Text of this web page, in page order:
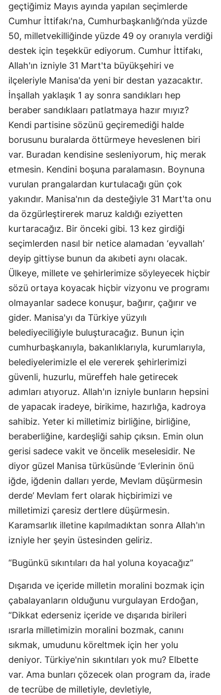
geçtiğimiz Mayıs ayında yapılan seçimlerde
Cumhur İttifakı'na, Cumhurbaşkanlığı’nda yüzde
50, milletvekilliğinde yüzde 49 oy oranıyla verdiği
destek için teşekkür ediyorum. Cumhur İttifakı,
Allah'ın izniyle 31 Mart'ta büyükşehiri ve
ilçeleriyle Manisa'da yeni bir destan yazacaktır.
İnşallah yaklaşık 1 ay sonra sandıkları hep
beraber sandıklaarı patlatmaya hazır mıyız?
Kendi partisine sözünü geçiremediği halde
borusunu buralarda öttürmeye heveslenen biri
var. Buradan kendisine sesleniyorum, hiç merak
etmesin. Kendini boşuna paralamasın. Boynuna
vurulan prangalardan kurtulacağı gün çok
yakındır. Manisa'nın da desteğiyle 31 Mart'ta onu
da özgürleştirerek maruz kaldığı eziyetten
kurtaracağız. Bir önceki gibi. 13 kez girdiği
seçimlerden nasıl bir netice alamadan ‘eyvallah’
deyip gittiyse bunun da akıbeti aynı olacak.
Ülkeye, millete ve şehirlerimize söyleyecek hiçbir
sözü ortaya koyacak hiçbir vizyonu ve programı
olmayanlar sadece konuşur, bağırır, çağırır ve
gider. Manisa'yı da Türkiye yüzyılı
belediyeciliğiyle buluşturacağız. Bunun için
cumhurbaşkanıyla, bakanlıklarıyla, kurumlarıyla,
belediyelerimizle el ele vererek şehirlerimizi
güvenli, huzurlu, müreffeh hale getirecek
adımları atıyoruz. Allah'ın izniyle bunların hepsini
de yapacak iradeye, birikime, hazırlığa, kadroya
sahibiz. Yeter ki milletimiz birliğine, birliğine,
beraberliğine, kardeşliği sahip çıksın. Emin olun
gerisi sadece vakit ve öncelik meselesidir. Ne
diyor güzel Manisa türküsünde ‘Evlerinin önü
iğde, iğdenin dalları yerde, Mevlam düşürmesin
derde’ Mevlam fert olarak hiçbirimizi ve
milletimizi çaresiz dertlere düşürmesin.
Karamsarlık illetine kapılmadıktan sonra Allah'ın
izniyle her şeyin üstesinden geliriz.
“Bugünkü sıkıntıları da hal yoluna koyacağız”
Dışarıda ve içeride milletin moralini bozmak için
çabalayanların olduğunu vurgulayan Erdoğan,
“Dikkat ederseniz içeride ve dışarıda birileri
ısrarla milletimizin moralini bozmak, canını
sıkmak, umudunu köreltmek için her yolu
deniyor. Türkiye'nin sıkıntıları yok mu? Elbette
var. Ama bunları çözecek olan program da, irade
de tecrübe de milletiyle, devletiyle,